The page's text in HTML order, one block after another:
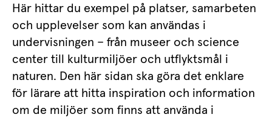
Här hittar du exempel på platser, samarbeten
och upplevelser som kan användas i
undervisningen – från museer och science
center till kulturmiljöer och utflyktsmål i
naturen. Den här sidan ska göra det enklare
för lärare att hitta inspiration och information
om de miljöer som finns att använda i